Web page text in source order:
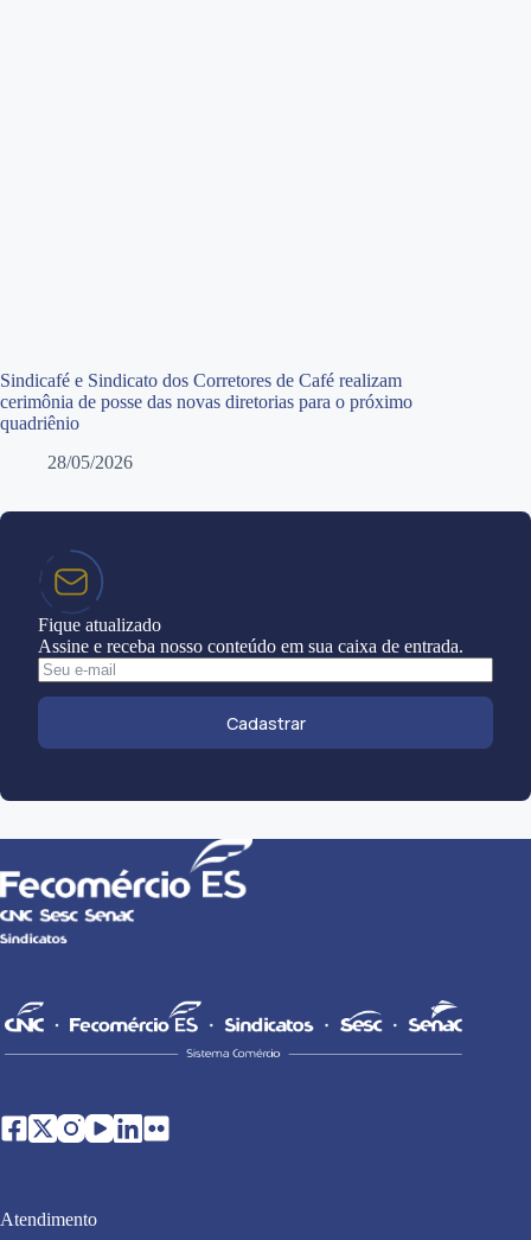
Sindicafé e Sindicato dos Corretores de Café realizam
cerimônia de posse das novas diretorias para o próximo
quadriênio
28/05/2026
Fique atualizado
Assine e receba nosso conteúdo em sua caixa de entrada.
Cadastrar
Atendimento